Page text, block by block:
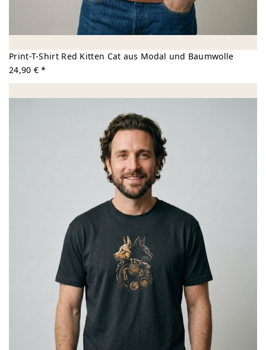
Print-T-Shirt Red Kitten Cat aus Modal und Baumwolle
24,90 € *